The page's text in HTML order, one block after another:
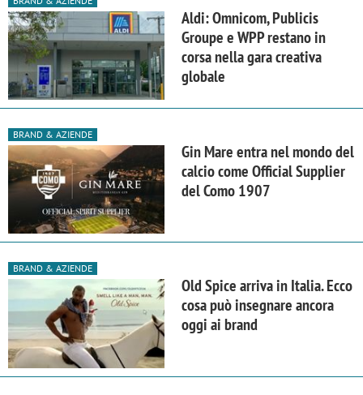
Aldi: Omnicom, Publicis
Groupe e WPP restano in
corsa nella gara creativa
globale
BRAND & AZIENDE
Gin Mare entra nel mondo del
calcio come Official Supplier
del Como 1907
BRAND & AZIENDE
Old Spice arriva in Italia. Ecco
cosa può insegnare ancora
oggi ai brand